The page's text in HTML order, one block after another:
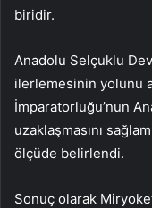
biridir.
Anadolu Selçuklu
ilerlemesinin yolunu
İmparatorluğu’nun
uzaklaşmasını
ölçüde belirlendi.
Sonuç olarak